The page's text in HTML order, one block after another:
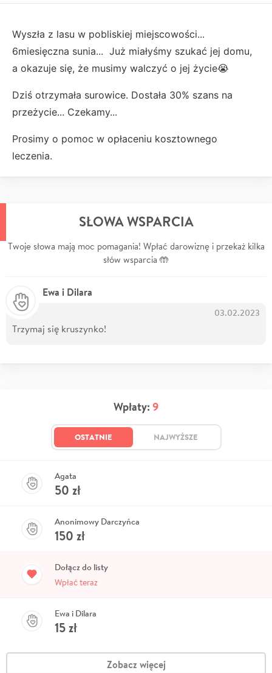
Wyszła z lasu w pobliskiej miejscowości...
6miesięczna sunia... Już miałyśmy szukać jej domu,
a okazuje się, że musimy walczyć o jej życie😭
Dziś otrzymała surowice. Dostała 30% szans na
przeżycie... Czekamy...
Prosimy o pomoc w opłaceniu kosztownego
leczenia.
SŁOWA WSPARCIA
Twoje słowa mają moc pomagania! Wpłać darowiznę i przekaż kilka
słów wsparcia 🤲
Ewa i Dilara
03.02.2023
Trzymaj się kruszynko!
Wpłaty: 9
OSTATNIE NAJWYŻSZE
Agata
50 zł
Anonimowy Darczyńca
150 zł
Dołącz do listy
Wpłać teraz
Ewa i Dilara
15zł
Zobacz więcej